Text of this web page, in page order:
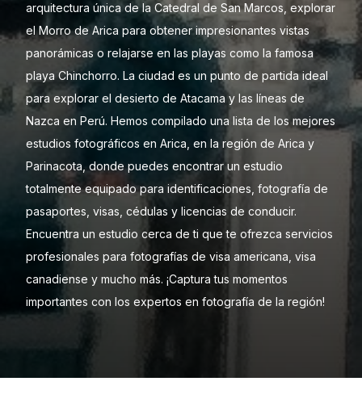
arquitectura única de la Catedral de San Marcos, explorar
el Morro de Arica para obtener impresionantes vistas
panorámicas o relajarse en las playas como la famosa
playa Chinchorro. La ciudad es un punto de partida ideal
para explorar el desierto de Atacama y las líneas de
Nazca en Perú. Hemos compilado una lista de los mejores
estudios fotográficos en Arica, en la región de Arica y
Parinacota, donde puedes encontrar un estudio
totalmente equipado para identificaciones, fotografía de
pasaportes, visas, cédulas y licencias de conducir.
Encuentra un estudio cerca de ti que te ofrezca servicios
profesionales para fotografías de visa americana, visa
canadiense y mucho más. ¡Captura tus momentos
importantes con los expertos en fotografía de la región!